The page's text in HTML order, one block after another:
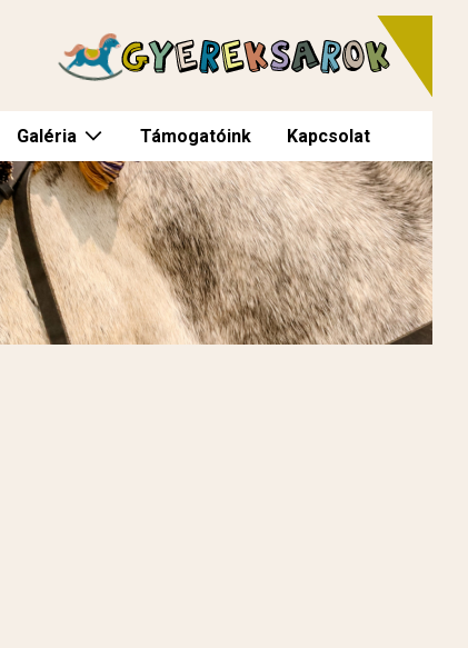
Galéria Támogatóink Kapcsolat